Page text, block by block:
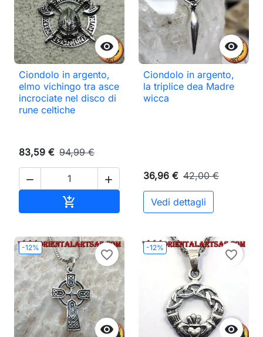

Ciondolo in argento,
elmo vichingo tra asce
incrociate nel disco di
rune celtiche
83,59 € 94,99 €
 
 Aggiungi al carrello

Ciondolo in argento,
la triplice dea Madre
wicca
36,96 € 42,00 €
Vedi dettagli
-12%

favorite_border
-12%

favorite_border